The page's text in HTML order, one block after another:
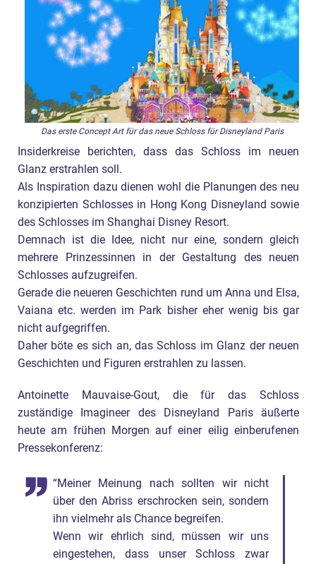
Das erste Concept Art für das neue Schloss für Disneyland Paris
Insiderkreise berichten, dass das Schloss im neuen
Glanz erstrahlen soll.
Als Inspiration dazu dienen wohl die Planungen des neu
konzipierten Schlosses in Hong Kong Disneyland sowie
des Schlosses im Shanghai Disney Resort.
Demnach ist die Idee, nicht nur eine, sondern gleich
mehrere Prinzessinnen in der Gestaltung des neuen
Schlosses aufzugreifen.
Gerade die neueren Geschichten rund um Anna und Elsa,
Vaiana etc. werden im Park bisher eher wenig bis gar
nicht aufgegriffen.
Daher böte es sich an, das Schloss im Glanz der neuen
Geschichten und Figuren erstrahlen zu lassen.
Antoinette Mauvaise-Gout, die für das Schloss
zuständige Imagineer des Disneyland Paris äußerte
heute am frühen Morgen auf einer eilig einberufenen
Pressekonferenz:
“Meiner Meinung nach sollten wir nicht
über den Abriss erschrocken sein, sondern
ihn vielmehr als Chance begreifen.
Wenn wir ehrlich sind, müssen wir uns
eingestehen, dass unser Schloss zwar